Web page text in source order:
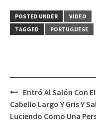
POSTED UNDER
VIDEO
TAGGED
PORTUGUESE
Post
navigation
Entró Al Salón Con El
Cabello Largo Y Gris Y
Luciendo Como Una